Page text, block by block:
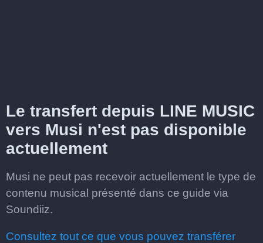
Le transfert depuis LINE MUSIC
vers Musi n'est pas disponible
actuellement
Musi ne peut pas recevoir actuellement le type de
contenu musical présenté dans ce guide via
Soundiiz.
Consultez tout ce que vous pouvez transférer